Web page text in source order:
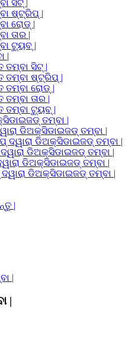
ସିଟ୍ |
ଷ୍ଟ୍ରିପ୍ |
ରୋଡ୍ |
ତାର |
ଟ୍ୟୁବ୍ |
|
ସିଟ୍ |
ତମ୍ବା ଷ୍ଟ୍ରିପ୍ |
ତମ୍ବା ରୋଡ୍ |
ତାର |
ତମ୍ବା ଟ୍ୟୁବ୍ |
ତମ୍ବା |
ଡିଅକ୍ସିଡାଇଜଡ୍ ତମ୍ବା |
ଡିଅକ୍ସିଡାଇଜଡ୍ ତମ୍ବା |
ଡିଅକ୍ସିଡାଇଜଡ୍ ତମ୍ବା |
ଡିଅକ୍ସିଡାଇଜଡ୍ ତମ୍ବା |
ଡିଅକ୍ସିଡାଇଜଡ୍ ତମ୍ବା |
|
|
|